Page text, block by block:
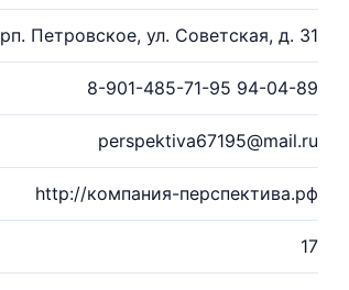
рп. Петровское, ул. Советская, д. 31
8-901-485-71-95 94-04-89
perspektiva67195@mail.ru
http://компания-перспектива.рф
17